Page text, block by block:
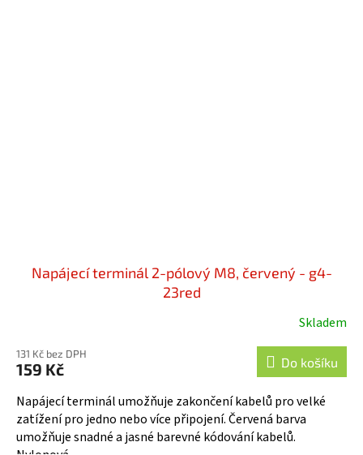
Napájecí terminál 2-pólový M8, červený - g4-
23red
Skladem
131 Kč bez DPH
159 Kč Do košíku
Napájecí terminál umožňuje zakončení kabelů pro velké
zatížení pro jedno nebo více připojení. Červená barva
umožňuje snadné a jasné barevné kódování kabelů.